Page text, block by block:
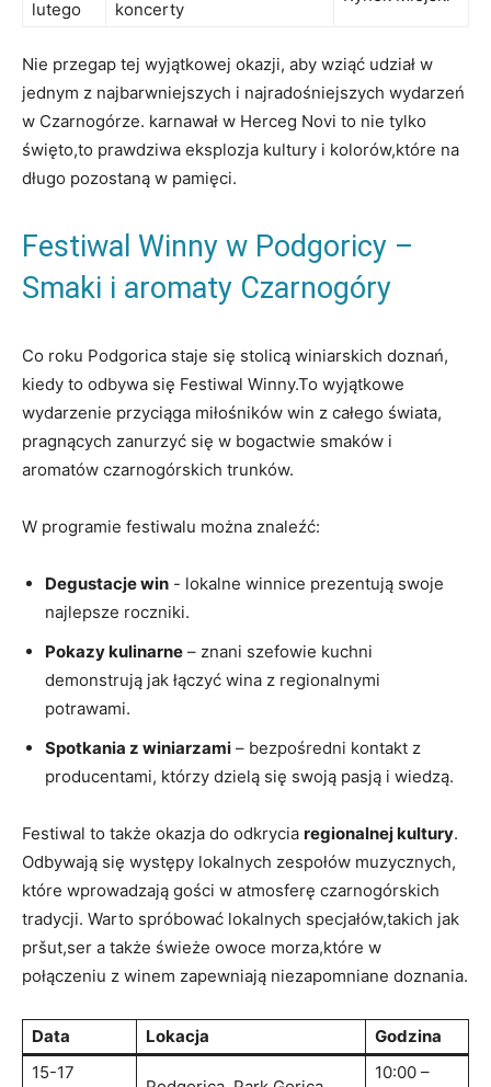
lutego
koncerty
Nie przegap tej wyjątkowej okazji, aby⁢ wziąć‍ udział w
jednym z najbarwniejszych i‍ najradośniejszych ‌wydarzeń
w Czarnogórze. karnawał ⁢w Herceg Novi ​to⁣ nie tylko
święto,to prawdziwa eksplozja kultury i kolorów,które na
długo pozostaną w pamięci.
Festiwal Winny w Podgoricy​ –
‌Smaki⁣ i aromaty ⁤Czarnogóry
Co roku Podgorica staje się⁣ stolicą winiarskich doznań,
kiedy to odbywa się‍ Festiwal Winny.To⁤ wyjątkowe
wydarzenie ⁢przyciąga⁤ miłośników win z⁣ całego świata,
pragnących zanurzyć się w bogactwie smaków ‌i
aromatów czarnogórskich trunków.
W programie festiwalu można znaleźć:
Degustacje win -⁤ lokalne winnice ‍prezentują swoje
najlepsze roczniki.
Pokazy kulinarne – ‌znani szefowie kuchni
demonstrują jak ⁤łączyć⁢ wina z regionalnymi
potrawami.
Spotkania z winiarzami – bezpośredni kontakt z
producentami, którzy dzielą się swoją pasją ‍i⁣ wiedzą.
Festiwal to‍ także okazja do odkrycia⁣ regionalnej kultury.
Odbywają się ⁣występy lokalnych ‌zespołów muzycznych,
które wprowadzają gości⁣ w atmosferę czarnogórskich⁢
tradycji. Warto spróbować lokalnych ​specjałów,takich jak
pršut,ser a także świeże owoce morza,które w‍
połączeniu z winem zapewniają niezapomniane doznania.
Data Lokacja
Godzina
15-17
10:00 –